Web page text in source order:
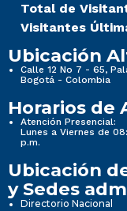
Total de
Visitantes
Ubicación
Calle 12 No 7 - 65,
Bogotá - Colombia
Horarios de
Atención Presencial:
Lunes a Viernes de
p.m.
Ubicación
y Sedes
Directorio Nacional